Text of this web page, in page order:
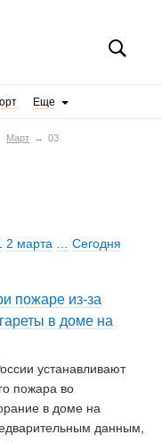
Еще
Март 03
2 марта Сегодня
пожаре из-за
в доме на
устанавливают
пожара во
в доме на
данным,